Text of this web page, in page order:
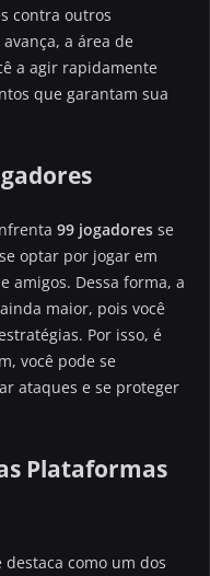
contra outros
a área de
a agir rapidamente
que garantam sua
99 jogadores se
optar por jogar em
amigos. Dessa forma, a
maior, pois você
Por isso, é
você pode se
ataques e se proteger
Plataformas
destaca como um dos